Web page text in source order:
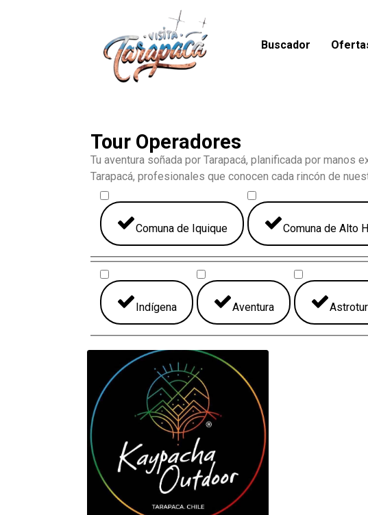
Buscador
Tour Operadores
Tu aventura soñada por Tarapacá, planificada por
Tarapacá, profesionales que conocen cada rincón de
Comuna de Iquique Comuna de Alto
Indígena Aventura